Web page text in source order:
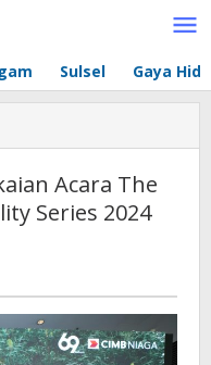
Sulsel Gaya
Acara The
Series 2024